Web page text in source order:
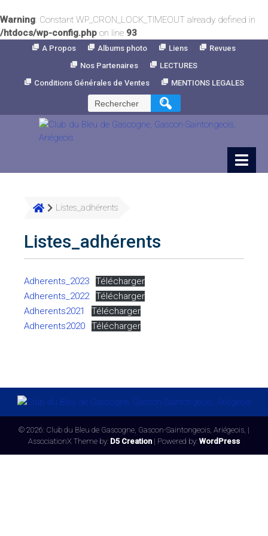
Warning: Constant WP_CRON_LOCK_TIMEOUT already defined in
/htdocs/wp-config.php on line 93
A Propos Albums photo Liens
Revues
Nos Partenaires
LECTURES
Conditions Générales de Ventes
MENTIONS LEGALES
Rechercher :
Listes_adhérents
Listes_adhérents
Adherents_2023
Télécharger
Adherents_2022
Télécharger
Adherents2021
Télécharger
Adherents2020
Télécharger
© 2026: Club du Bleu de Gascogne, Gascon-Saintongeois, Ariégeois, |
AssociationX Theme by: D5 Creation | Powered by: WordPress